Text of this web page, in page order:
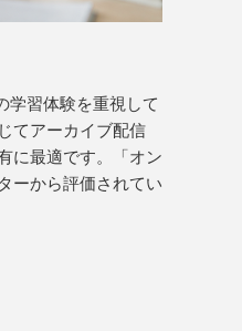
学習体験を重視して
てアーカイブ配信
に最適です。「オン
ーから評価されてい